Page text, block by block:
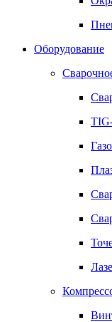
Оборудование